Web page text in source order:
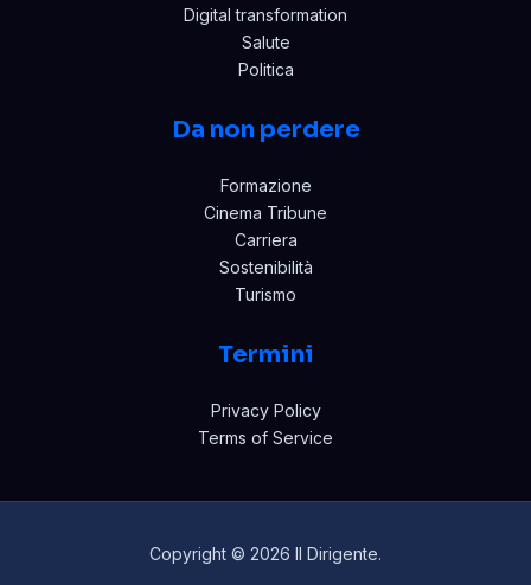
Digital transformation
Salute
Politica
Da non perdere
Formazione
Cinema Tribune
Carriera
Sostenibilità
Turismo
Termini
Privacy Policy
Terms of Service
Copyright © 2026 Il Dirigente.